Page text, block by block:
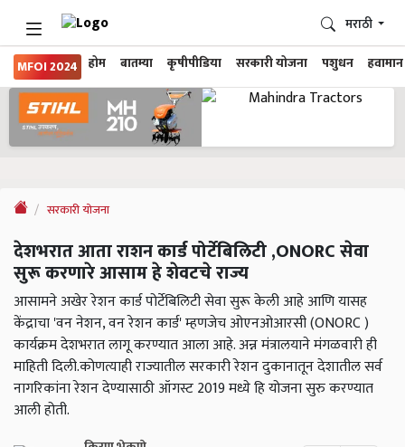
MFOI 2024 होम बातम्या कृषीपीडिया सरकारी योजना पशुधन हवामान
मराठी
सरकारी योजना
देशभरात आता राशन कार्ड पोर्टेबिलिटी ,ONORC सेवा
सुरू करणारे आसाम हे शेवटचे राज्य
आसामने अखेर रेशन कार्ड पोर्टेबिलिटी सेवा सुरू केली आहे आणि यासह
केंद्राचा 'वन नेशन, वन रेशन कार्ड' म्हणजेच ओएनओआरसी (ONORC )
कार्यक्रम देशभरात लागू करण्यात आला आहे. अन्न मंत्रालयाने मंगळवारी ही
माहिती दिली.कोणत्याही राज्यातील सरकारी रेशन दुकानातून देशातील सर्व
नागरिकांना रेशन देण्यासाठी ऑगस्ट 2019 मध्ये हि योजना सुरु करण्यात
आली होती.